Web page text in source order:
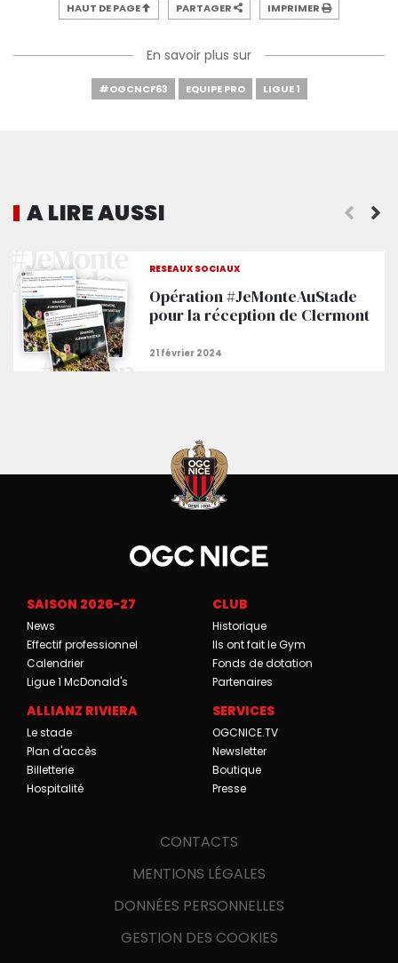
HAUT DE PAGE PARTAGER IMPRIMER
En savoir plus sur
#OGCNCF63 EQUIPE PRO LIGUE 1
A LIRE AUSSI
RÉSEAUX SOCIAUX
Opération #JeMonteAuStade
pour la réception de Clermont
SAISON 2026-27
News
Effectif professionnel
Calendrier
Ligue 1 McDonald's
CLUB
Historique
Ils ont fait le Gym
Fonds de dotation
Partenaires
ALLIANZ RIVIERA
Le stade
Plan d'accès
Billetterie
Hospitalité
SERVICES
OGCNICE.TV
Newsletter
Boutique
Presse
CONTACTS
MENTIONS LÉGALES
DONNÉES PERSONNELLES
GESTION DES COOKIES